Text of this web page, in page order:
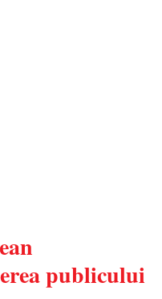
publicului